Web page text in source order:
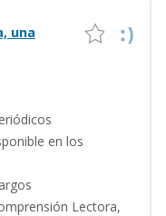
una
en los
Lectora,